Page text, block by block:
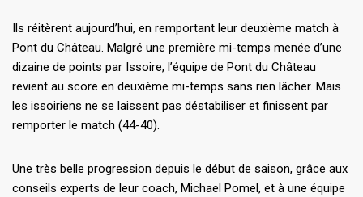
Ils réitèrent aujourd’hui, en remportant leur deuxième match à
Pont du Château. Malgré une première mi-temps menée d’une
dizaine de points par Issoire, l’équipe de Pont du Château
revient au score en deuxième mi-temps sans rien lâcher. Mais
les issoiriens ne se laissent pas déstabiliser et finissent par
remporter le match (44-40).
Une très belle progression depuis le début de saison, grâce aux
conseils experts de leur coach, Michael Pomel, et à une équipe